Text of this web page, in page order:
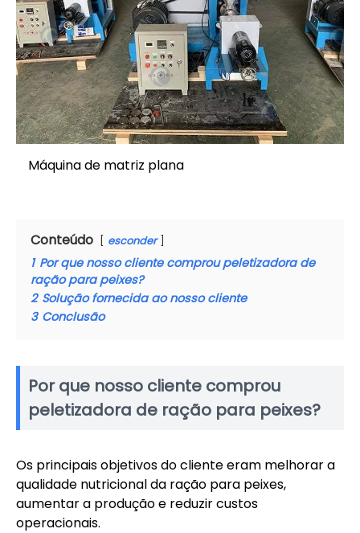
Máquina de matriz plana
Conteúdo esconder
1 Por que nosso cliente comprou peletizadora de
ração para peixes?
2 Solução fornecida ao nosso cliente
3 Conclusão
Por que nosso cliente comprou
peletizadora de ração para peixes?
Os principais objetivos do cliente eram melhorar a
qualidade nutricional da ração para peixes,
aumentar a produção e reduzir custos
operacionais.